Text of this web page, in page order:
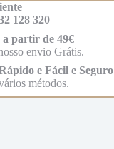
128 320
partir de 49€
envio Grátis.
e Fácil e Seguro
métodos.